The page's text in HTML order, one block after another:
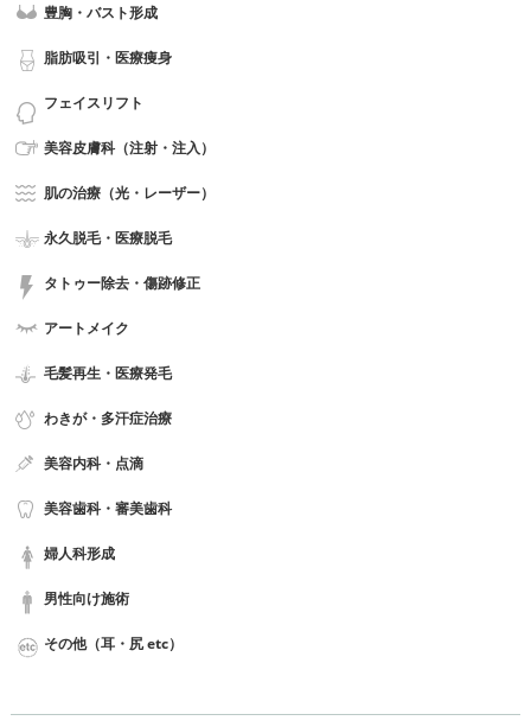
豊胸・バスト形成
脂肪吸引・医療痩身
フェイスリフト
美容皮膚科（注射・注入）
肌の治療（光・レーザー）
永久脱毛・医療脱毛
タトゥー除去・傷跡修正
アートメイク
毛髪再生・医療発毛
わきが・多汗症治療
美容内科・点滴
美容歯科・審美歯科
婦人科形成
男性向け施術
その他（耳・尻 etc）